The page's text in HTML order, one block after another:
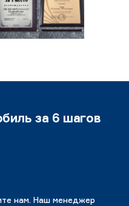
за 6 шагов
нам. Наш менеджер